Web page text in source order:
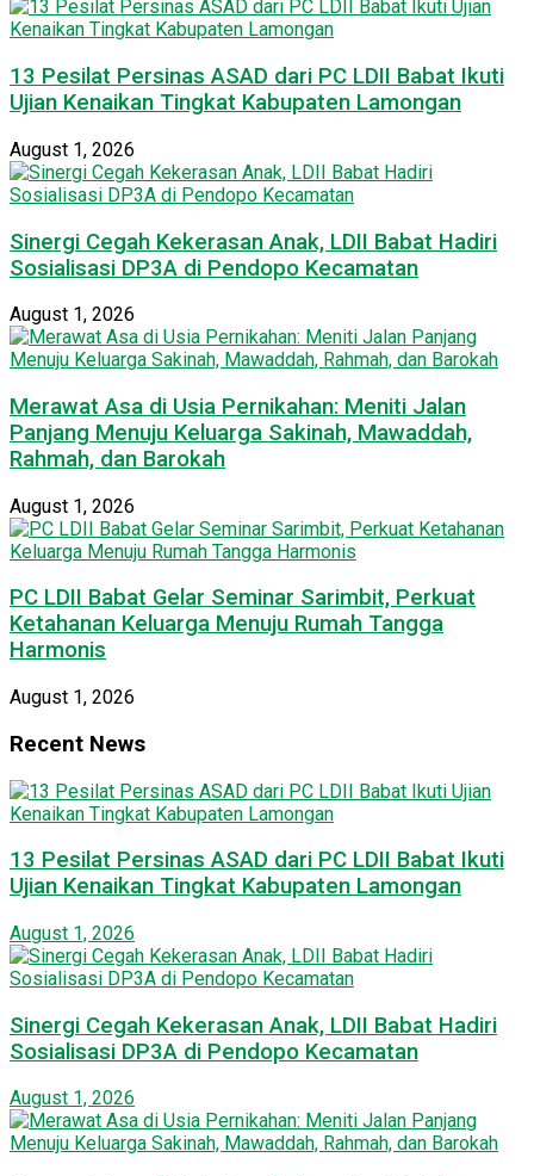
13 Pesilat Persinas ASAD dari PC LDII Babat Ikuti
Ujian Kenaikan Tingkat Kabupaten Lamongan
August 1, 2026
Sinergi Cegah Kekerasan Anak, LDII Babat Hadiri
Sosialisasi DP3A di Pendopo Kecamatan
August 1, 2026
Merawat Asa di Usia Pernikahan: Meniti Jalan
Panjang Menuju Keluarga Sakinah, Mawaddah,
Rahmah, dan Barokah
August 1, 2026
PC LDII Babat Gelar Seminar Sarimbit, Perkuat
Ketahanan Keluarga Menuju Rumah Tangga
Harmonis
August 1, 2026
Recent News
13 Pesilat Persinas ASAD dari PC LDII Babat Ikuti
Ujian Kenaikan Tingkat Kabupaten Lamongan
August 1, 2026
Sinergi Cegah Kekerasan Anak, LDII Babat Hadiri
Sosialisasi DP3A di Pendopo Kecamatan
August 1, 2026